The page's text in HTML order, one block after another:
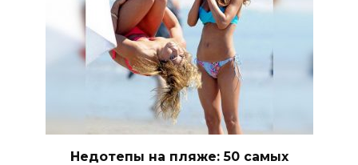
Недотепы на пляже: 50 самых